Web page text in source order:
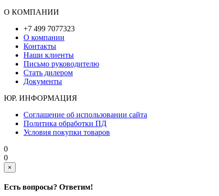
О КОМПАНИИ
+7 499 7077323
О компании
Контакты
Наши клиенты
Письмо руководителю
Стать дилером
Документы
ЮР. ИНФОРМАЦИЯ
Соглашение об использовании сайта
Политика обработки ПД
Условия покупки товаров
0
0
×
Есть вопросы? Ответим!